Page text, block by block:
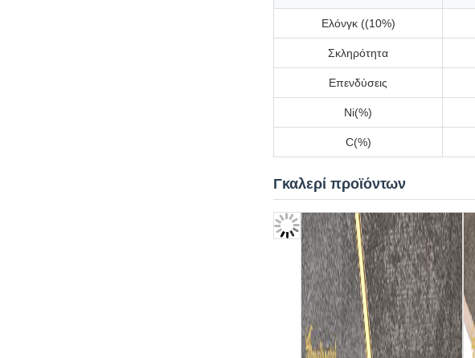
Ελόνγκ ((10%)
Σκληρότητα
Επενδύσεις
Ni(%)
C(%)
Γκαλερί προϊόντων